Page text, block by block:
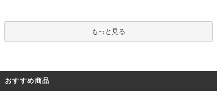
もっと見る
おすすめ商品